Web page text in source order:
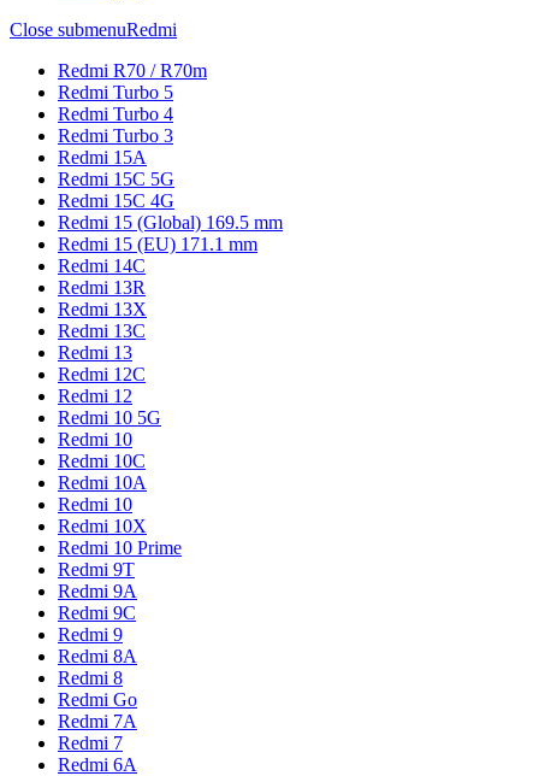
Close submenuRedmi
Redmi R70 / R70m
Redmi Turbo 5
Redmi Turbo 4
Redmi Turbo 3
Redmi 15A
Redmi 15C 5G
Redmi 15C 4G
Redmi 15 (Global) 169.5 mm
Redmi 15 (EU) 171.1 mm
Redmi 14C
Redmi 13R
Redmi 13X
Redmi 13C
Redmi 13
Redmi 12C
Redmi 12
Redmi 10 5G
Redmi 10
Redmi 10C
Redmi 10A
Redmi 10
Redmi 10X
Redmi 10 Prime
Redmi 9T
Redmi 9A
Redmi 9C
Redmi 9
Redmi 8A
Redmi 8
Redmi Go
Redmi 7A
Redmi 7
Redmi 6A